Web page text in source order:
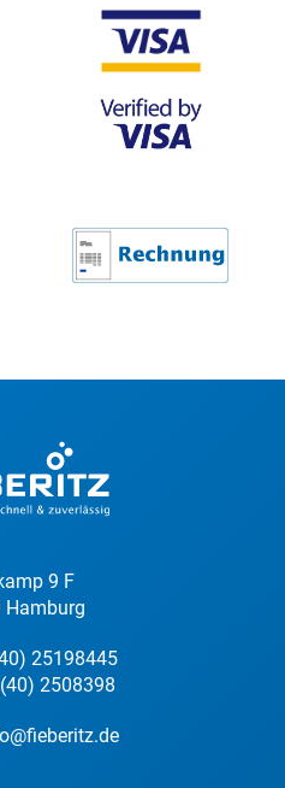
9 F
Hamburg
25198445
2508398